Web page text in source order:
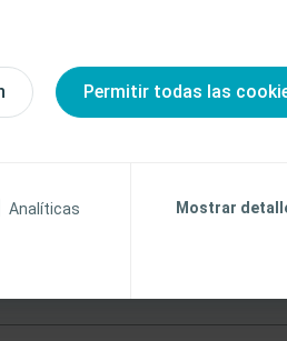
Permitir todas las
Analíticas Mostrar